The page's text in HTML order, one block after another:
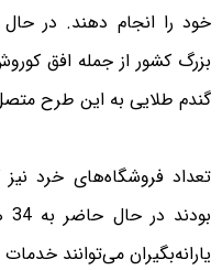
خود را انجام دهند. در
بزرگ کشور از جمله افق
گندم طلایی به این طرح
یارانه‌بگیران می‌توانند خدمات